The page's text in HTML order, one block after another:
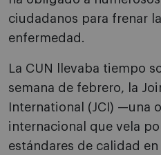
ciudadanos para frenar
enfermedad.
La CUN llevaba tiempo
semana de febrero, la
International (JCI) —una
internacional que vela
estándares de calidad